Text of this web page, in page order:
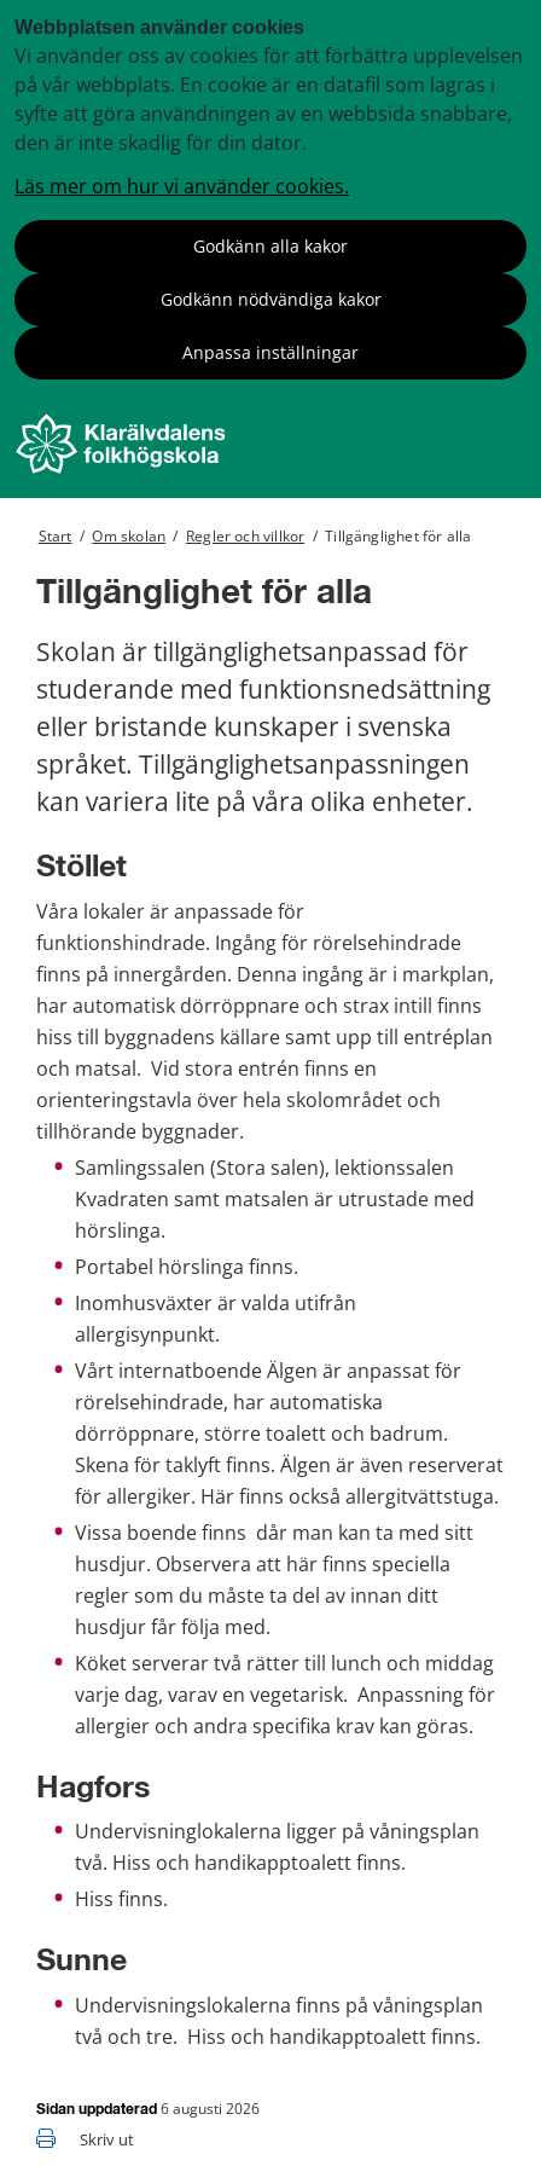
Webbplatsen använder cookies
Vi använder oss av cookies för att förbättra upplevelsen
på vår webbplats. En cookie är en datafil som lagras i
syfte att göra användningen av en webbsida snabbare,
den är inte skadlig för din dator.
Läs mer om hur vi använder cookies.
Godkänn alla kakor
Godkänn nödvändiga kakor
Anpassa inställningar
Start / Om skolan / Regler och villkor / Tillgänglighet för alla
Tillgänglighet för alla
Skolan är tillgänglighetsanpassad för
studerande med funktionsnedsättning
eller bristande kunskaper i svenska
språket. Tillgänglighetsanpassningen
kan variera lite på våra olika enheter.
Stöllet
Våra lokaler är anpassade för
funktionshindrade. Ingång för rörelsehindrade
finns på innergården. Denna ingång är i markplan,
har automatisk dörröppnare och strax intill finns
hiss till byggnadens källare samt upp till entréplan
och matsal.  Vid stora entrén finns en
orienteringstavla över hela skolområdet och
tillhörande byggnader.
Samlingssalen (Stora salen), lektionssalen
Kvadraten samt matsalen är utrustade med
hörslinga.
Portabel hörslinga finns.
Inomhusväxter är valda utifrån
allergisynpunkt.
Vårt internatboende Älgen är anpassat för
rörelsehindrade, har automatiska
dörröppnare, större toalett och badrum.
Skena för taklyft finns. Älgen är även reserverat
för allergiker. Här finns också allergitvättstuga.
Vissa boende finns  dår man kan ta med sitt
husdjur. Observera att här finns speciella
regler som du måste ta del av innan ditt
husdjur får följa med.
Köket serverar två rätter till lunch och middag
varje dag, varav en vegetarisk.  Anpassning för
allergier och andra specifika krav kan göras.
Hagfors
Undervisninglokalerna ligger på våningsplan
två. Hiss och handikapptoalett finns.
Hiss finns.
Sunne
Undervisningslokalerna finns på våningsplan
två och tre.  Hiss och handikapptoalett finns.
Sidan uppdaterad 6 augusti 2026
Skriv ut